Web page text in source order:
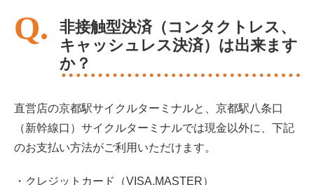
非接触型決済（コンタクトレス、
キャッシュレス決済）は出来ます
か？
直営店の京都駅サイクルターミナルと、京都駅八条口
（新幹線口）サイクルターミナルでは現金以外に、下記
のお支払い方法がご利用いただけます。
・クレジットカード（VISA,MASTER）